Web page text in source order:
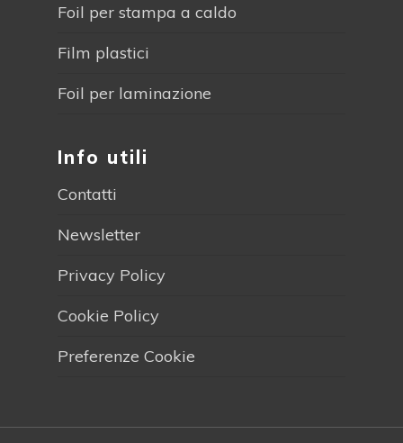
Foil per stampa a caldo
Film plastici
Foil per laminazione
Info utili
Contatti
Newsletter
Privacy Policy
Cookie Policy
Preferenze Cookie